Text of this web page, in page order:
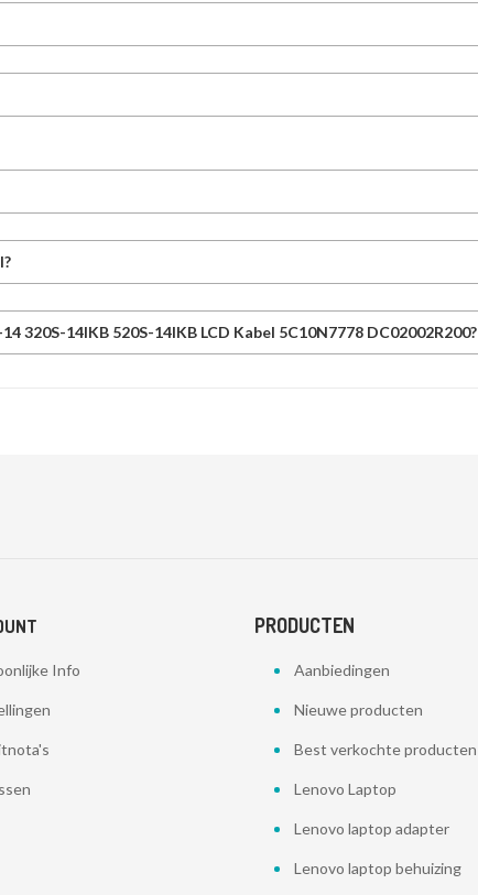
320S-14IKB 520S-14IKB LCD Kabel 5C10N7778 DC02002R200?
Info
PRODUCTEN
Aanbiedingen
Nieuwe producten
Best verkochte producten
Lenovo Laptop
Lenovo laptop adapter
Lenovo laptop behuizing